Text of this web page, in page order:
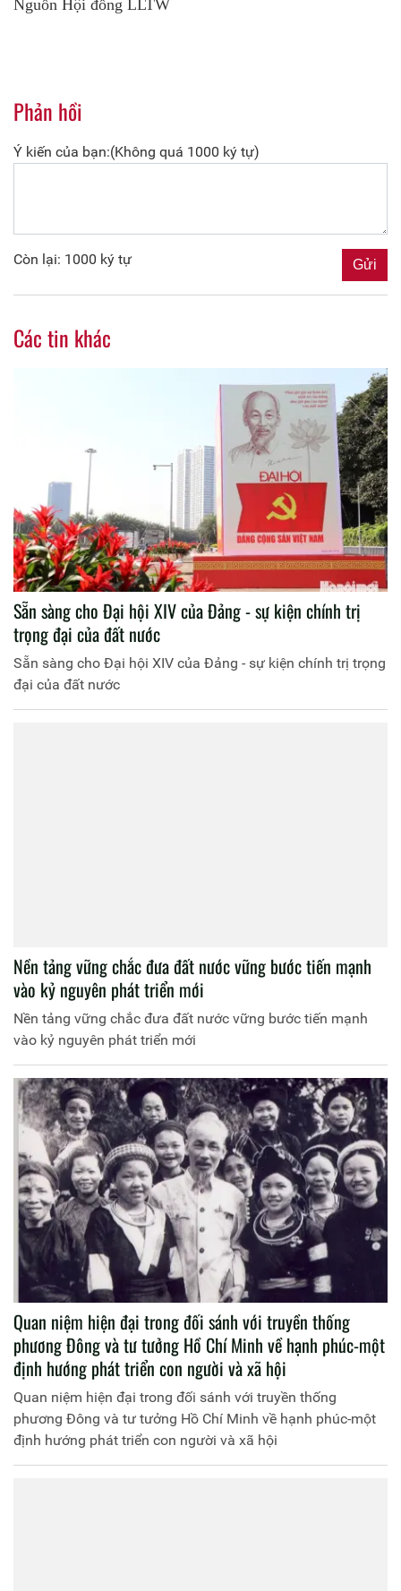
Nguồn Hội đồng LLTW
Phản hồi
Ý kiến của bạn:(Không quá 1000 ký tự)
Còn lại: 1000 ký tự
Các tin khác
Sẵn sàng cho Đại hội XIV của Đảng - sự kiện chính trị
trọng đại của đất nước
Sẵn sàng cho Đại hội XIV của Đảng - sự kiện chính trị trọng
đại của đất nước
Nền tảng vững chắc đưa đất nước vững bước tiến mạnh
vào kỷ nguyên phát triển mới
Nền tảng vững chắc đưa đất nước vững bước tiến mạnh
vào kỷ nguyên phát triển mới
Quan niệm hiện đại trong đối sánh với truyền thống
phương Đông và tư tưởng Hồ Chí Minh về hạnh phúc-một
định hướng phát triển con người và xã hội
Quan niệm hiện đại trong đối sánh với truyền thống
phương Đông và tư tưởng Hồ Chí Minh về hạnh phúc-một
định hướng phát triển con người và xã hội